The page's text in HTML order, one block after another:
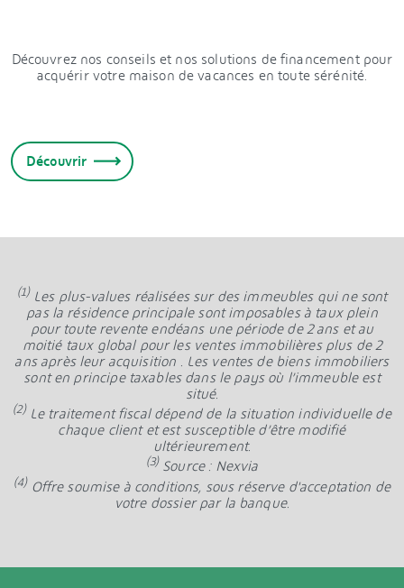
Découvrez nos conseils et nos solutions de financement pour
acquérir votre maison de vacances en toute sérénité.
Découvrir
(1) Les plus-values réalisées sur des immeubles qui ne sont
pas la résidence principale sont imposables à taux plein
pour toute revente endéans une période de 2 ans et au
moitié taux global pour les ventes immobilières plus de 2
ans après leur acquisition . Les ventes de biens immobiliers
sont en principe taxables dans le pays où l’immeuble est
situé.
(2)Le traitement fiscal dépend de la situation individuelle de
chaque client et est susceptible d’être modifié
ultérieurement.
(3)Source : Nexvia
(4)Offre soumise à conditions, sous réserve d'acceptation de
votre dossier par la banque.